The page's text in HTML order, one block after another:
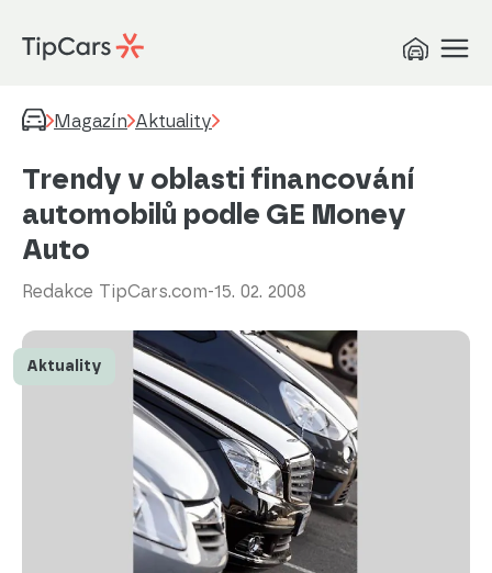
Magazín Aktuality
Trendy v oblasti financování
automobilů podle GE Money
Auto
Redakce TipCars.com-15. 02. 2008
Aktuality